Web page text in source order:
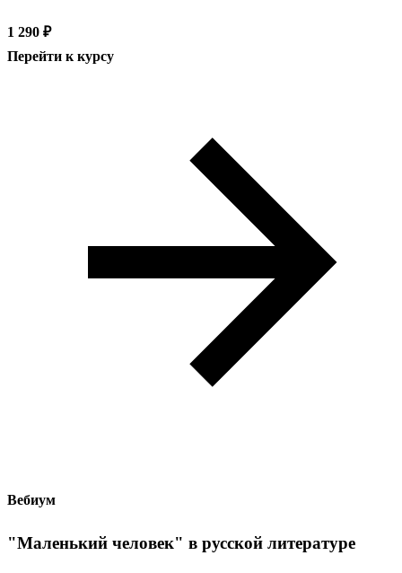
1 290 ₽
Перейти к курсу
Вебиум
"Маленький человек" в русской литературе